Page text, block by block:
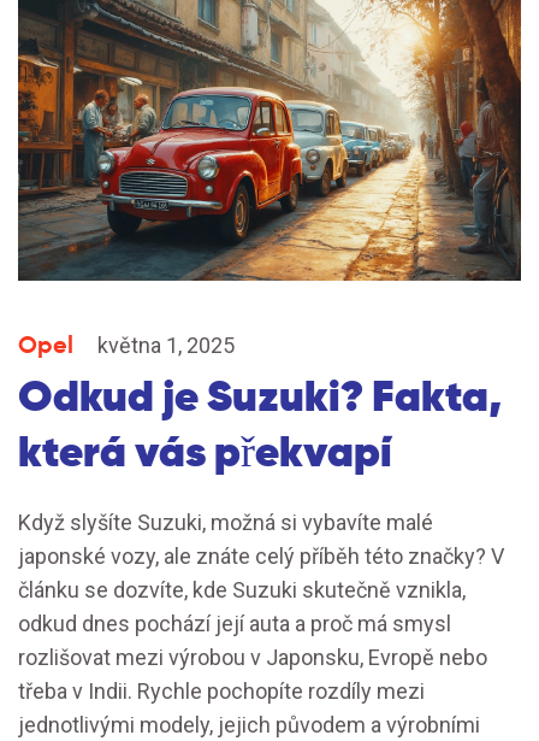
Opel května 1, 2025
Odkud je Suzuki? Fakta,
která vás překvapí
Když slyšíte Suzuki, možná si vybavíte malé
japonské vozy, ale znáte celý příběh této značky? V
článku se dozvíte, kde Suzuki skutečně vznikla,
odkud dnes pochází její auta a proč má smysl
rozlišovat mezi výrobou v Japonsku, Evropě nebo
třeba v Indii. Rychle pochopíte rozdíly mezi
jednotlivými modely, jejich původem a výrobními